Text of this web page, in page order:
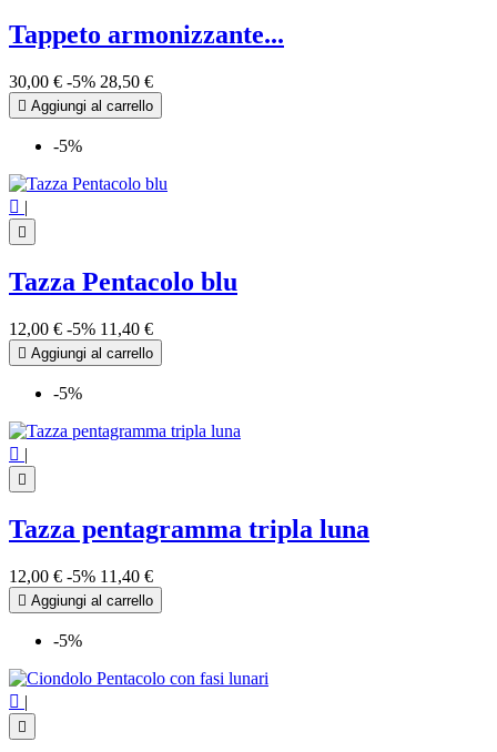
Tappeto armonizzante...
30,00 € -5% 28,50 €
 Aggiungi al carrello
-5%
 |

Tazza Pentacolo blu
12,00 € -5% 11,40 €
 Aggiungi al carrello
-5%
 |

Tazza pentagramma tripla luna
12,00 € -5% 11,40 €
 Aggiungi al carrello
-5%
 |
